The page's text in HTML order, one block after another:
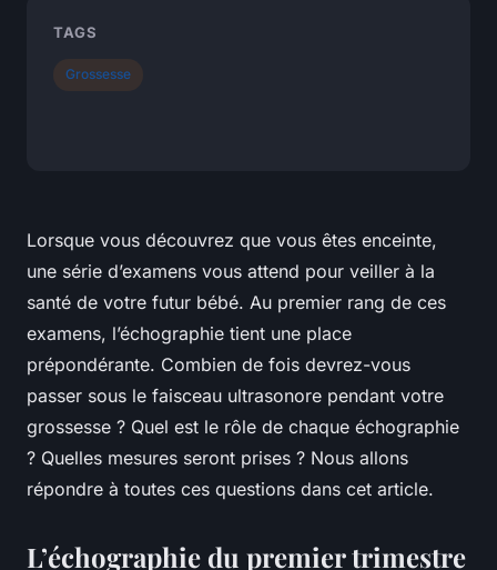
Lorsque vous découvrez que vous êtes enceinte,
une série d’examens vous attend pour veiller à la
santé de votre futur bébé. Au premier rang de ces
examens, l’échographie tient une place
prépondérante. Combien de fois devrez-vous
passer sous le faisceau ultrasonore pendant votre
grossesse ? Quel est le rôle de chaque échographie
? Quelles mesures seront prises ? Nous allons
répondre à toutes ces questions dans cet article.
L’échographie du premier trimestre
TAGS
Grossesse